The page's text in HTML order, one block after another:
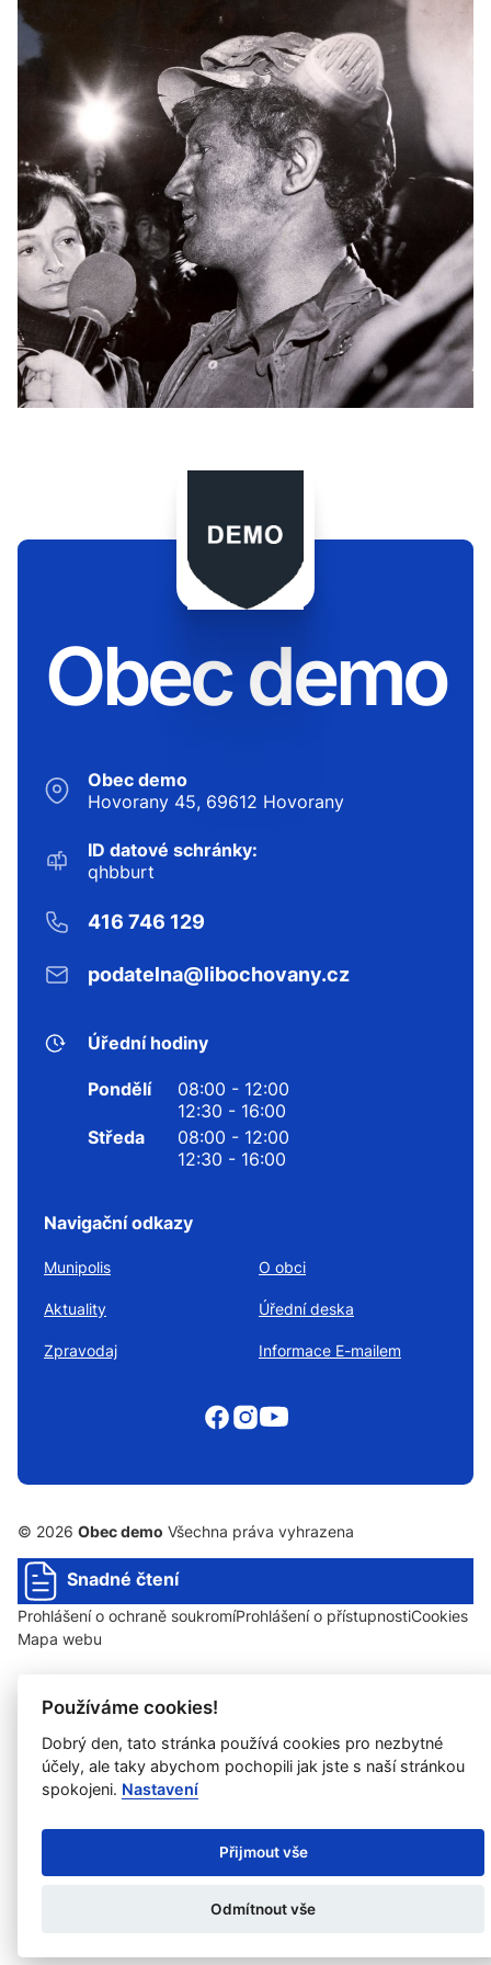
Obec demo
Obec demo
Hovorany 45, 69612 Hovorany
ID datové schránky:
qhbburt
416 746 129
podatelna@libochovany.cz
Úřední hodiny
Pondělí
08:00 - 12:00
12:30 - 16:00
Středa
08:00 - 12:00
12:30 - 16:00
Navigační odkazy
Munipolis O obci
Aktuality Úřední deska
Zpravodaj Informace E-mailem
© 2026 Obec demo Všechna práva vyhrazena
Snadné čtení
Prohlášení o ochraně soukromíProhlášení o přístupnostiCookies
Mapa webu
Provozovatel: DigiDay Czech s.r.o.
Redakční systém QARO
Používáme cookies!
Dobrý den, tato stránka používá cookies pro nezbytné
účely, ale taky abychom pochopili jak jste s naší stránkou
spokojeni. Nastavení
Přijmout vše
Odmítnout vše